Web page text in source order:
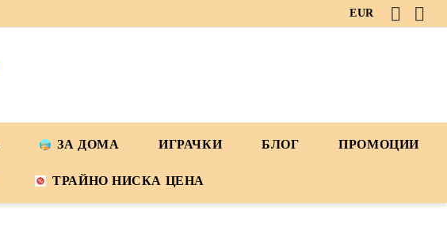
EUR
ЗА ДОМА ИГРАЧКИ БЛОГ ПРОМОЦИИ
ТРАЙНО НИСКА ЦЕНА